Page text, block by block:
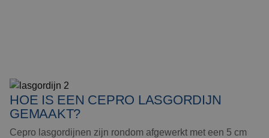
HOE IS EEN CEPRO LASGORDIJN
GEMAAKT?
Cepro lasgordijnen zijn rondom afgewerkt met een 5 cm